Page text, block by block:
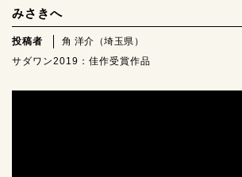
みさきへ
投稿者
角 洋介（埼玉県）
サダワン2019：佳作受賞作品